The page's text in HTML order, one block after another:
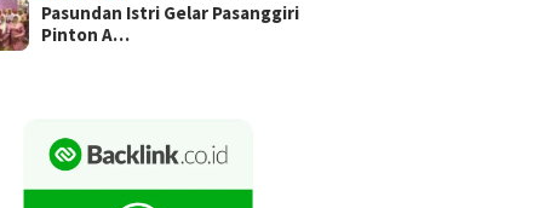
Pasundan Istri Gelar Pasanggiri
Pinton A…